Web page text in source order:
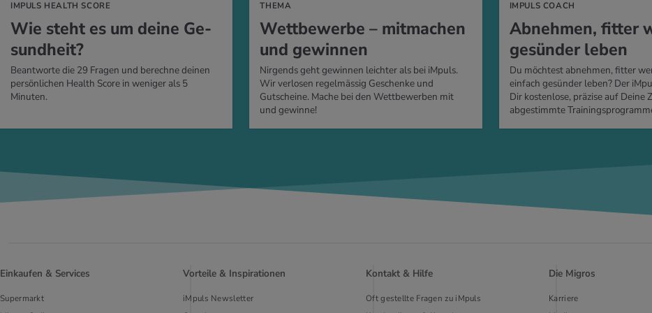
IMPULS HEALTH SCORE
Wie steht es um deine Ge­
sund­heit?
Beantworte die 29 Fragen und berechne deinen
persönlichen Health Score in weniger als 5
Minuten.
THEMA
Wett­be­wer­be – mit­ma­chen
und ge­win­nen
Nirgends geht gewinnen leichter als bei iMpuls.
Wir verlosen regelmässig Geschenke und
Gutscheine. Mache bei den Wettbewerben mit
und gewinne!
IMPULS COACH
Ab­neh­men, fit­ter
ge­sün­der leben
Du möchtest abnehmen, fitter
einfach gesünder leben? Der
Dir kostenlose, präzise auf Deine
abgestimmte
Einkaufen & Services
Supermarkt
Vorteile & Inspirationen
iMpuls Newsletter
Kontakt & Hilfe
Oft gestellte Fragen zu iMpuls
Die Migros
Karriere